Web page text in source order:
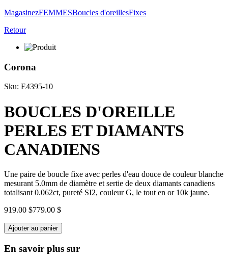
MagasinezFEMMESBoucles d'oreillesFixes
Retour
Corona
Sku: E4395-10
BOUCLES D'OREILLE
PERLES ET DIAMANTS
CANADIENS
Une paire de boucle fixe avec perles d'eau douce de couleur blanche
mesurant 5.0mm de diamètre et sertie de deux diamants canadiens
totalisant 0.062ct, pureté SI2, couleur G, le tout en or 10k jaune.
919.00 $779.00 $
Ajouter au panier
En savoir plus sur